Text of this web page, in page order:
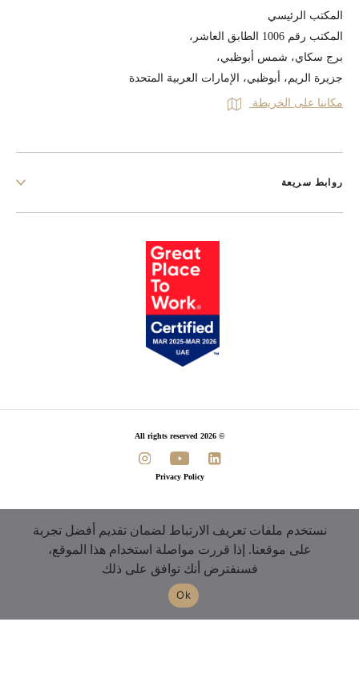
المكتب الرئيسي
المكتب رقم 1006 الطابق العاشر،
برج سكاي، شمس أبوظبي،
جزيرة الريم، أبوظبي، الإمارات العربية المتحدة
مكاننا على الخريطة
روابط سريعة
© 2026 All rights reserved
Privacy Policy
نستخدم ملفات تعريف الارتباط لضمان تقديم أفضل تجربة
على موقعنا. إذا قررت مواصلة استخدام هذا الموقع،
فسنفترض أنك توافق على ذلك
Ok